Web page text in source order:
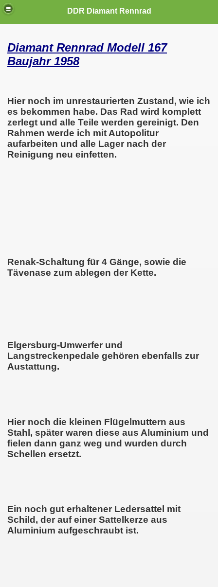
DDR Diamant Rennrad
Diamant Rennrad Modell 167
Baujahr 1958
Hier noch im unrestaurierten Zustand, wie ich
es bekommen habe. Das Rad wird komplett
zerlegt und alle Teile werden gereinigt. Den
Rahmen werde ich mit Autopolitur
aufarbeiten und alle Lager nach der
Reinigung neu einfetten.
Renak-Schaltung für 4 Gänge, sowie die
Tävenase zum ablegen der Kette.
Elgersburg-Umwerfer und
Langstreckenpedale gehören ebenfalls zur
Austattung.
Hier noch die kleinen Flügelmuttern aus
Stahl, später waren diese aus Aluminium und
fielen dann ganz weg und wurden durch
Schellen ersetzt.
Ein noch gut erhaltener Ledersattel mit
Schild, der auf einer Sattelkerze aus
Aluminium aufgeschraubt ist.